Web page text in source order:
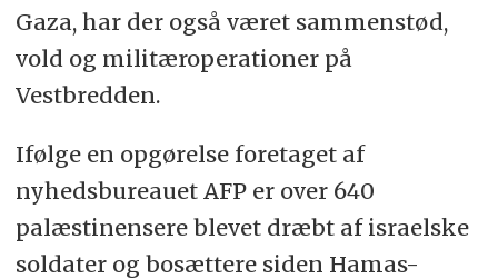
Gaza, har der også været sammenstød,
vold og militæroperationer på
Vestbredden.
Ifølge en opgørelse foretaget af
nyhedsbureauet AFP er over 640
palæstinensere blevet dræbt af israelske
soldater og bosættere siden Hamas-